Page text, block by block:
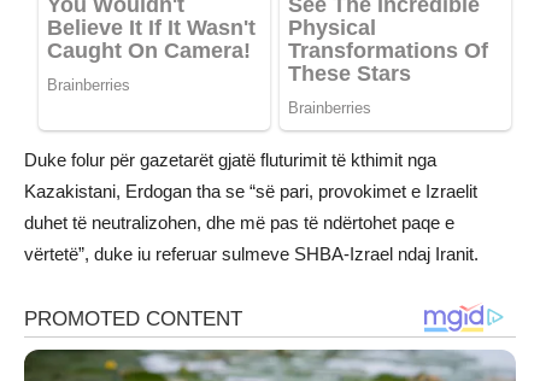
Duke folur për gazetarët gjatë fluturimit të kthimit nga
Kazakistani, Erdogan tha se “së pari, provokimet e Izraelit
duhet të neutralizohen, dhe më pas të ndërtohet paqe e
vërtetë”, duke iu referuar sulmeve SHBA-Izrael ndaj Iranit.